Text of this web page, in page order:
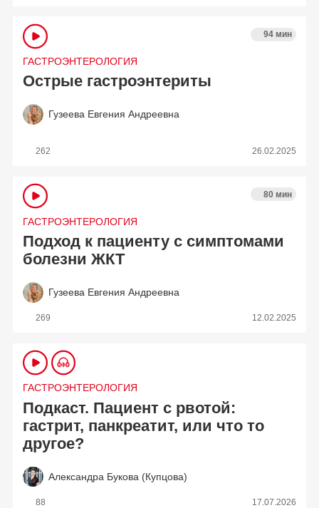
ГАСТРОЭНТЕРОЛОГИЯ
94 мин
Острые гастроэнтериты
Гузеева Евгения Андреевна
262 26.02.2025
ГАСТРОЭНТЕРОЛОГИЯ
80 мин
Подход к пациенту с симптомами
болезни ЖКТ
Гузеева Евгения Андреевна
269 12.02.2025
ГАСТРОЭНТЕРОЛОГИЯ
Подкаст. Пациент с рвотой:
гастрит, панкреатит, или что то
другое?
Александра Букова (Купцова)
88 17.07.2026